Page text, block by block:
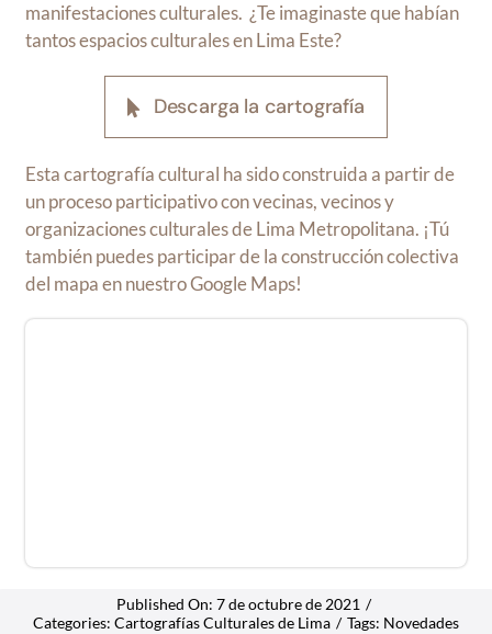
manifestaciones culturales. ¿Te imaginaste que habían
tantos espacios culturales en Lima Este?
Descarga la cartografía
Esta cartografía cultural ha sido construida a partir de
un proceso participativo con vecinas, vecinos y
organizaciones culturales de Lima Metropolitana. ¡Tú
también puedes participar de la construcción colectiva
del mapa en nuestro Google Maps!
Published On: 7 de octubre de 2021 /
Categories: Cartografías Culturales de Lima / Tags: Novedades